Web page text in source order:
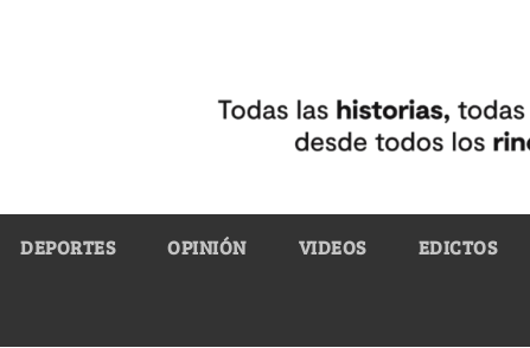
DEPORTES OPINIÓN VIDEOS EDICTOS